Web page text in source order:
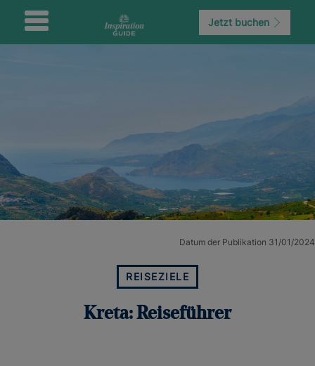
Jetzt buchen
Datum der Publikation 31/01/2024
REISEZIELE
Kreta: Reiseführer